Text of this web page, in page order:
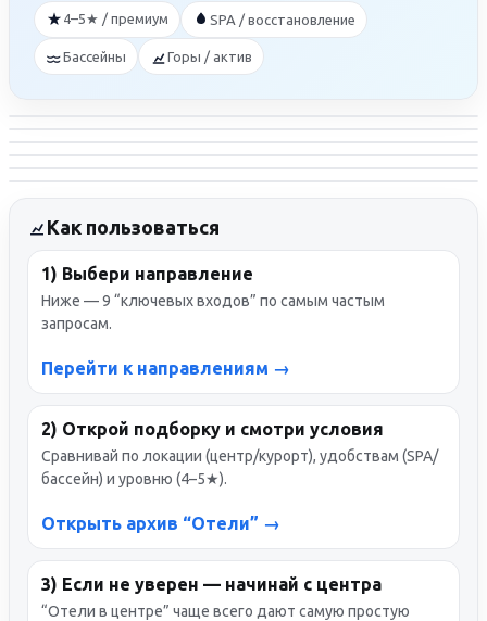
4–5★ / премиум SPA / восстановление
Бассейны
Горы / актив
Как пользоваться
1) Выбери направление
Ниже — 9 “ключевых входов” по самым частым
запросам.
Перейти к направлениям →
2) Открой подборку и смотри условия
Сравнивай по локации (центр/курорт), удобствам (SPA/
бассейн) и уровню (4–5★).
Открыть архив “Отели” →
3) Если не уверен — начинай с центра
“Отели в центре” чаще всего дают самую простую